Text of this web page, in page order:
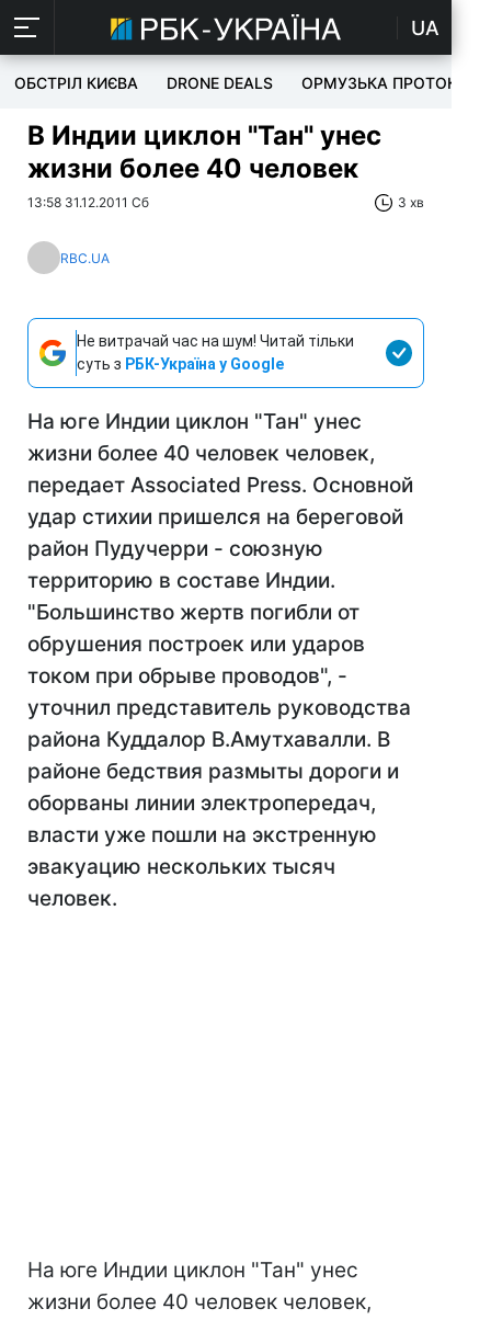
UA
ОБСТРІЛ КИЄВА DRONE DEALS ОРМУЗЬКА ПРОТОКА
В Индии циклон "Тан" унес
жизни более 40 человек
13:58 31.12.2011 Сб 3 хв
RBC.UA
Не витрачай час на шум! Читай тільки
суть з РБК-Україна у Google
На юге Индии циклон "Тан" унес
жизни более 40 человек человек,
передает Associated Press. Основной
удар стихии пришелся на береговой
район Пудучерри - союзную
территорию в составе Индии.
"Большинство жертв погибли от
обрушения построек или ударов
током при обрыве проводов", -
уточнил представитель руководства
района Куддалор В.Амутхавалли. В
районе бедствия размыты дороги и
оборваны линии электропередач,
власти уже пошли на экстренную
эвакуацию нескольких тысяч
человек.
На юге Индии циклон "Тан" унес
жизни более 40 человек человек,